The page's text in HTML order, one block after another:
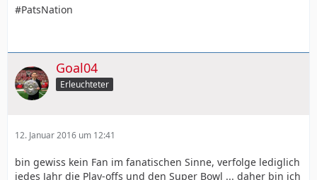
#PatsNation
Goal04
Erleuchteter
12. Januar 2016 um 12:41
bin gewiss kein Fan im fanatischen Sinne, verfolge lediglich
jedes Jahr die Play-offs und den Super Bowl ... daher bin ich